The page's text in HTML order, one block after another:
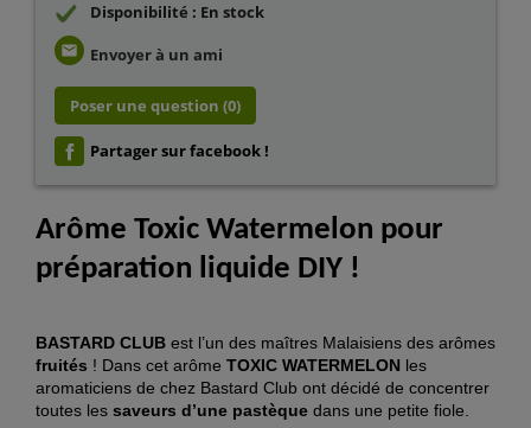
Disponibilité : En stock
email Envoyer à un ami
Poser une question (0)
Partager sur facebook !
Arôme Toxic Watermelon pour
préparation liquide DIY !
BASTARD CLUB est l’un des maîtres Malaisiens des arômes
fruités ! Dans cet arôme TOXIC WATERMELON les
aromaticiens de chez Bastard Club ont décidé de concentrer
toutes les saveurs d’une pastèque dans une petite fiole.